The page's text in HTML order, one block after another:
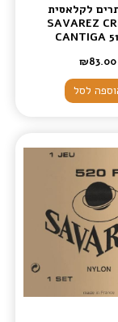
לקלאסית
SAVAREZ
CANTIGA
₪83.00
לסל